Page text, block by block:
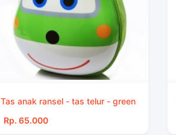
Tas anak ransel - tas telur - green
Rp. 65.000